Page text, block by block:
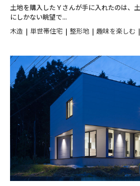
土地を購入したＹさんが手に入れたのは、
にしかない眺望で...
木造
単世帯住宅 整形地 趣味を楽しむ